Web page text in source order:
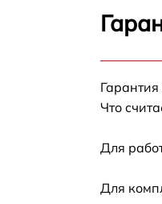
Замена
Прошивка
Что
Для
Для